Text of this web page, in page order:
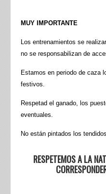
MUY IMPORTANTE
Los entrenamientos se
no se responsabilizan de
Estamos en periodo de caza
festivos.
Respetad el ganado, los
eventuales.
No están pintados los
RESPETEMOS A LA